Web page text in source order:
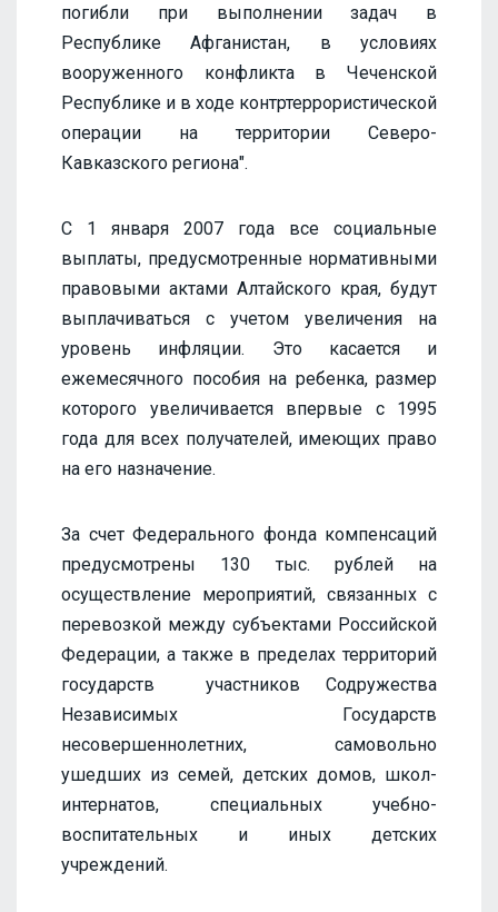
погибли при выполнении задач в
Республике Афганистан, в условиях
вооруженного конфликта в Чеченской
Республике и в ходе контртеррористической
операции на территории Северо-
Кавказского региона".
С 1 января 2007 года все социальные
выплаты, предусмотренные нормативными
правовыми актами Алтайского края, будут
выплачиваться с учетом увеличения на
уровень инфляции. Это касается и
ежемесячного пособия на ребенка, размер
которого увеличивается впервые с 1995
года для всех получателей, имеющих право
на его назначение.
За счет Федерального фонда компенсаций
предусмотрены 130 тыс. рублей на
осуществление мероприятий, связанных с
перевозкой между субъектами Российской
Федерации, а также в пределах территорий
государств участников Содружества
Независимых Государств
несовершеннолетних, самовольно
ушедших из семей, детских домов, школ-
интернатов, специальных учебно-
воспитательных и иных детских
учреждений.